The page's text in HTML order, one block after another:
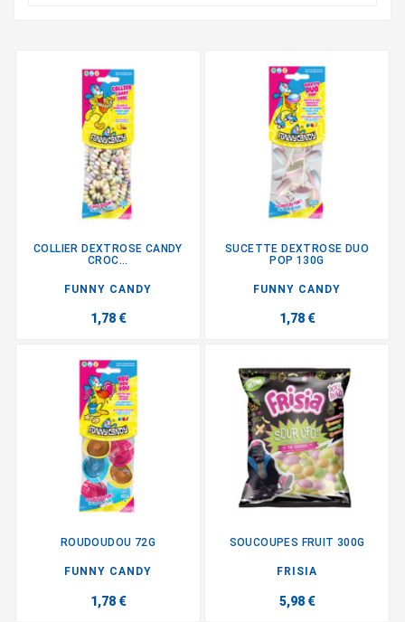
COLLIER DEXTROSE CANDY
CROC...
FUNNY CANDY
1,78 €
SUCETTE DEXTROSE DUO
POP 130G
FUNNY CANDY
1,78 €
ROUDOUDOU 72G
FUNNY CANDY
1,78 €
SOUCOUPES FRUIT 300G
FRISIA
5,98 €